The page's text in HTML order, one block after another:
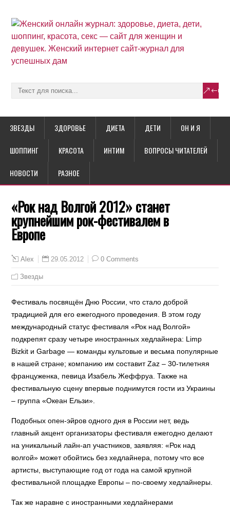
ЗВЕЗДЫ ЗДОРОВЬЕ ДИЕТА ДЕТИ ОН И Я
ШОППИНГ КРАСОТА ИНТИМ ВОПРОСЫ ЧИТАТЕЛЕЙ
НОВОСТИ РАЗНОЕ
«Рок над Волгой 2012» станет
крупнейшим рок-фестивалем в
Европе
Alex 29.05.2012 0 Comments
Звезды
Фестиваль посвящён Дню России, что стало доброй
традицией для его ежегодного проведения. В этом году
международный статус фестиваля «Рок над Волгой»
подкрепят сразу четыре иностранных хедлайнера: Limp
Bizkit и Garbage — команды культовые и весьма популярные
в нашей стране; компанию им составит Zaz – 30-тилетняя
француженка, певица Изабель Жеффруа. Также на
фестивальную сцену впервые поднимутся гости из Украины
– группа «Океан Ельзи».
Подобных опен-эйров одного дня в России нет, ведь
главный акцент организаторы фестиваля ежегодно делают
на уникальный лайн-ап участников, заявляя: «Рок над
волгой» может обойтись без хедлайнера, потому что все
артисты, выступающие год от года на самой крупной
фестивальной площадке Европы – по-своему хедлайнеры.
Так же наравне с иностранными хедлайнерами